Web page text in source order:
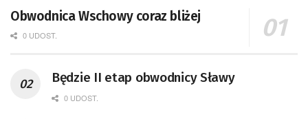
Obwodnica Wschowy coraz bliżej
0 UDOST.
Będzie II etap obwodnicy Sławy
0 UDOST.